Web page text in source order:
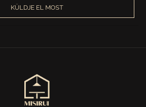
KÜLDJE EL MOST